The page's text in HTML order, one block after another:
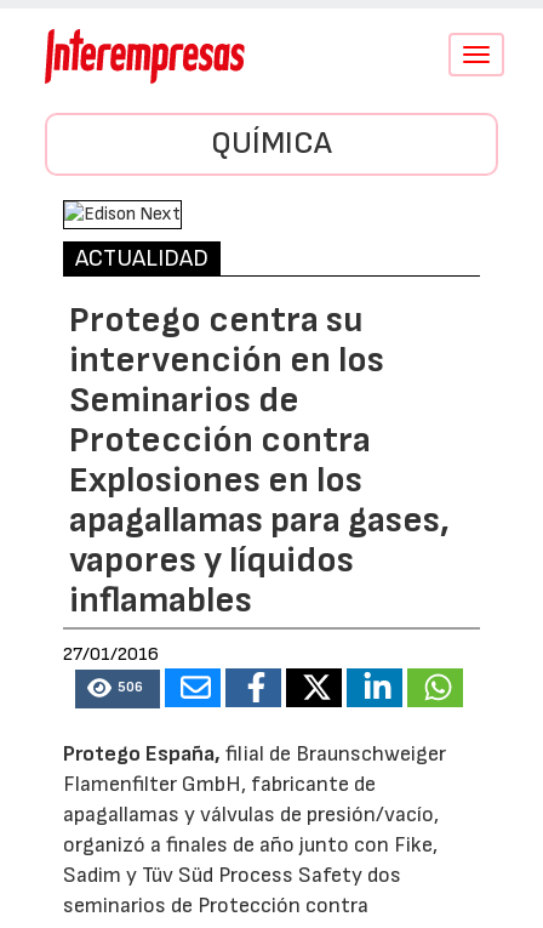
Conmutar
QUÍMICA
ACTUALIDAD
Protego centra su
intervención en los
Seminarios de
Protección contra
Explosiones en los
apagallamas para gases,
vapores y líquidos
inflamables
27/01/2016
506
Protego España, filial de Braunschweiger
Flamenfilter GmbH, fabricante de
apagallamas y válvulas de presión/vacío,
organizó a finales de año junto con Fike,
Sadim y Tüv Süd Process Safety dos
seminarios de Protección contra